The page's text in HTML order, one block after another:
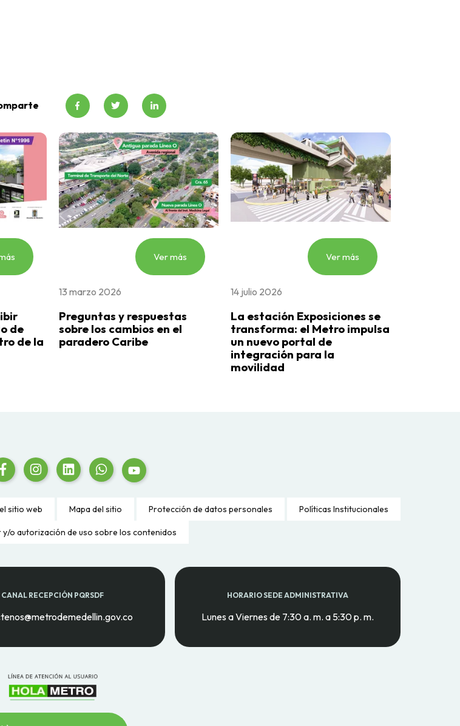
de
de la
Ver más
13 marzo 2026
Preguntas y respuestas
sobre los cambios en el
paradero Caribe
Ver más
14 julio 2026
La estación Exposiciones se
transforma: el Metro impulsa
un nuevo portal de
integración para la
movilidad
sitio web Mapa del sitio Protección de datos personales Políticas Institucionales
o autorización de uso sobre los contenidos
CANAL RECEPCIÓN PQRSDF HORARIO SEDE ADMINISTRATIVA
Lunes a Viernes de 7:30 a. m. a 5:30 p. m.